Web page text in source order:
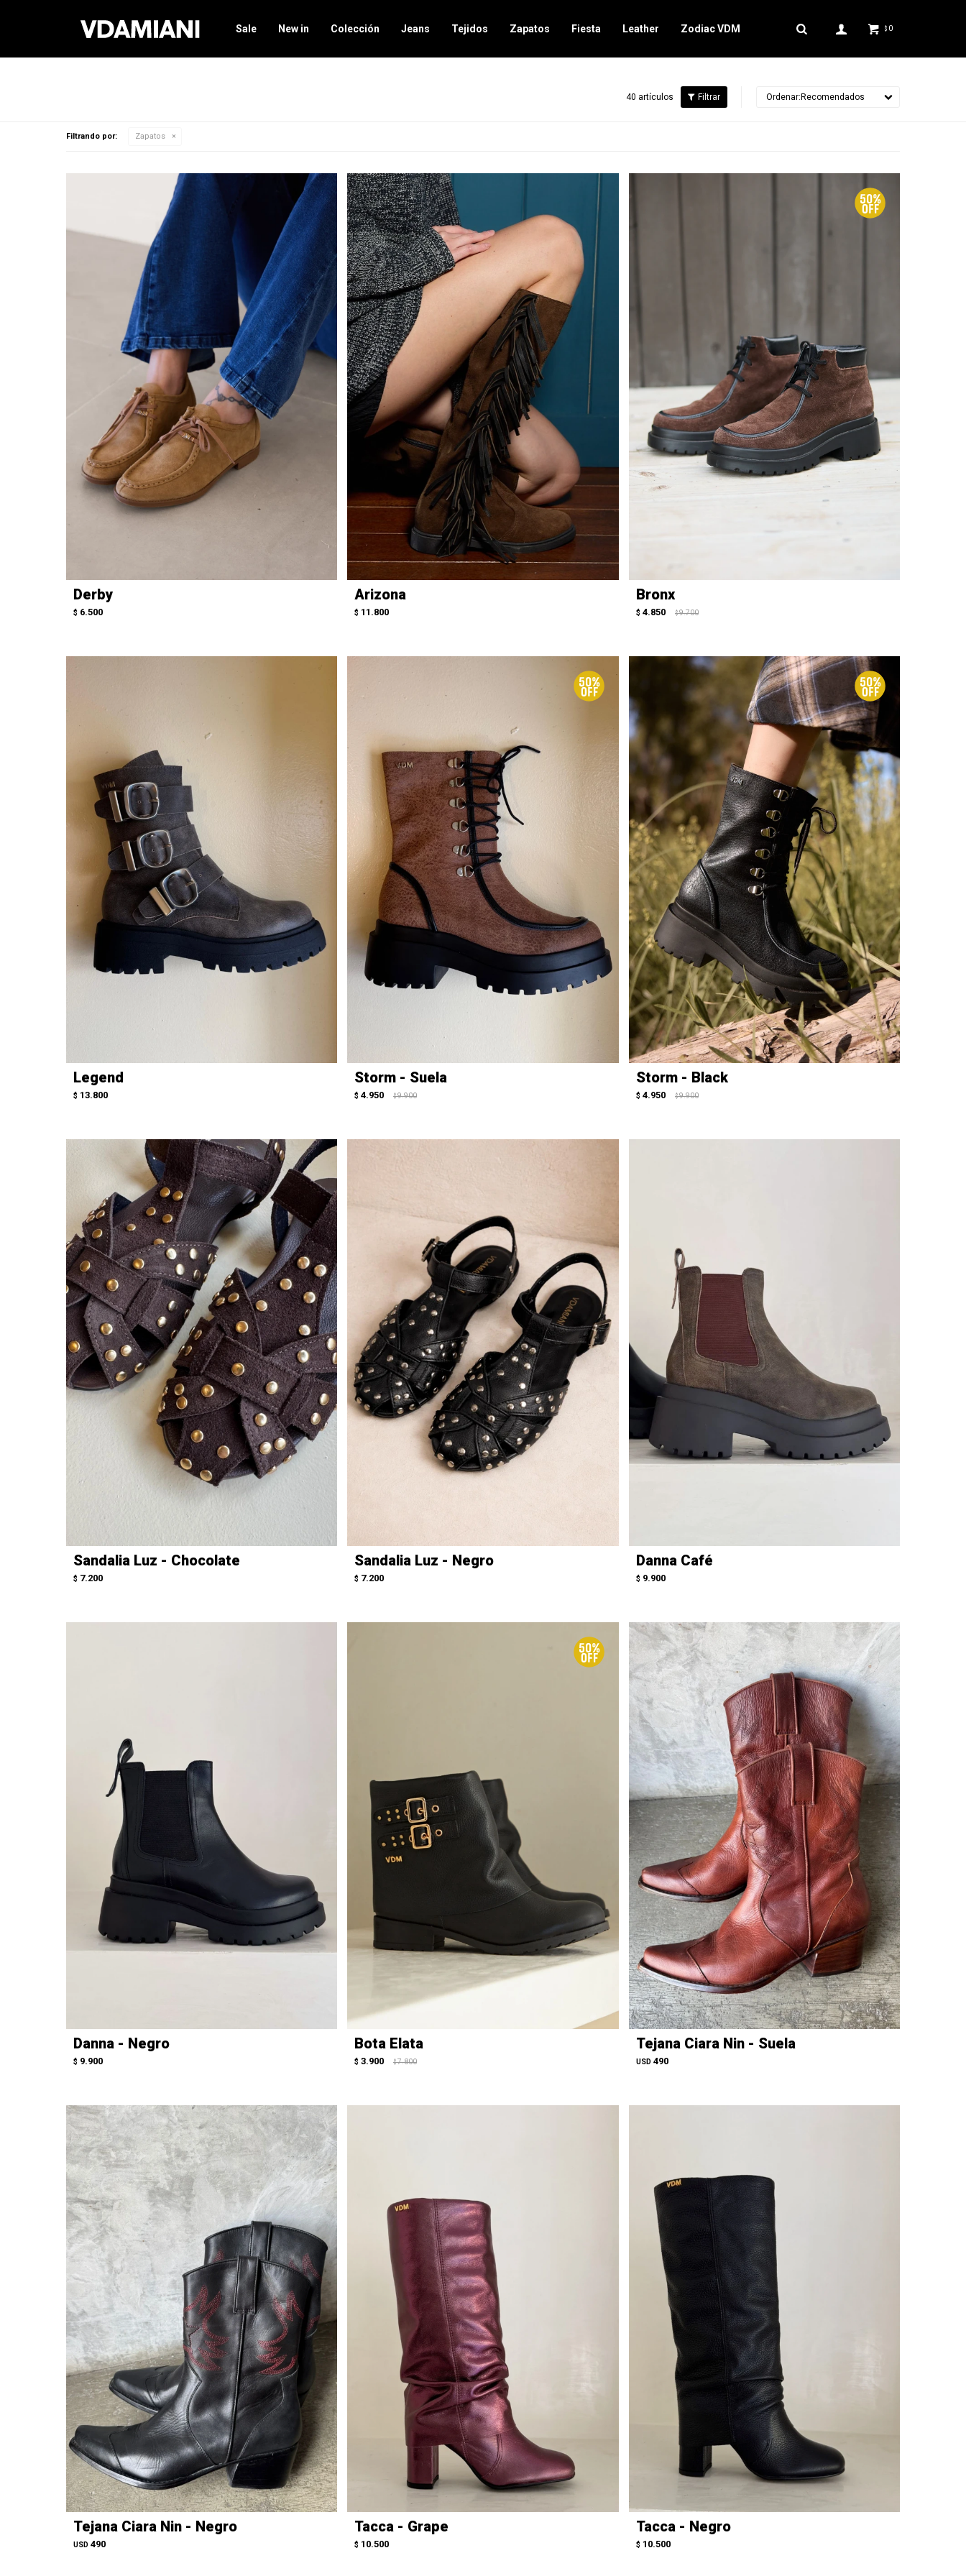
Sale New in Colección Jeans Tejidos Zapatos Fiesta Leather Zodiac VDM $ 0
40 artículos Recomendados
Filtrando por: Zapatos
Derby
$ 6.500
Arizona
$ 11.800
Bronx
$ 4.850 $ 9.700
Legend
$ 13.800
Storm - Suela
$ 4.950 $ 9.900
Storm - Black
$ 4.950 $ 9.900
Sandalia Luz - Chocolate
$ 7.200
Sandalia Luz - Negro
$ 7.200
Danna Café
$ 9.900
Danna - Negro
$ 9.900
Bota Elata
$ 3.900 $ 7.800
Tejana Ciara Nin - Suela
USD 490
Tejana Ciara Nin - Negro
USD 490
Tacca - Grape
$ 10.500
Tacca - Negro
$ 10.500